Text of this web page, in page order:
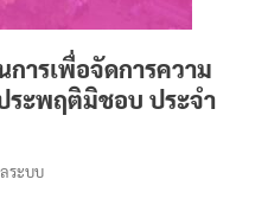
การเพื่อจัดการความ
ระพฤติมิชอบ ประจำ
ระบบ